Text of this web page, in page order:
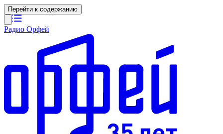
Перейти к содержанию
Радио Орфей